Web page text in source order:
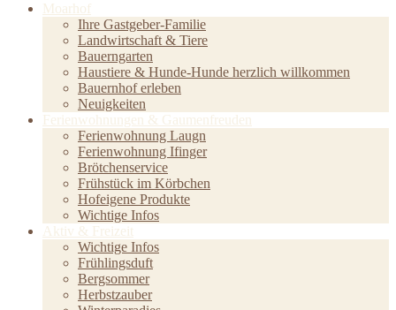
Moarhof
Ihre Gastgeber-Familie
Landwirtschaft & Tiere
Bauerngarten
Haustiere & Hunde-Hunde herzlich willkommen
Bauernhof erleben
Neuigkeiten
Ferienwohnungen & Gaumenfreuden
Ferienwohnung Laugn
Ferienwohnung Ifinger
Brötchenservice
Frühstück im Körbchen
Hofeigene Produkte
Wichtige Infos
Aktiv & Freizeit
Wichtige Infos
Frühlingsduft
Bergsommer
Herbstzauber